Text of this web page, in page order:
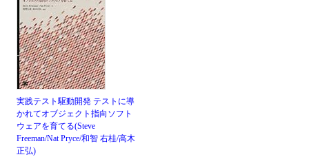
実践テスト駆動開発 テストに導
かれてオブジェクト指向ソフト
ウェアを育てる(Steve
Freeman/Nat Pryce/和智 右桂/高木
正弘)